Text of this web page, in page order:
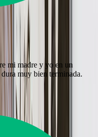
mi madre y yo en un
muy bien terminada.